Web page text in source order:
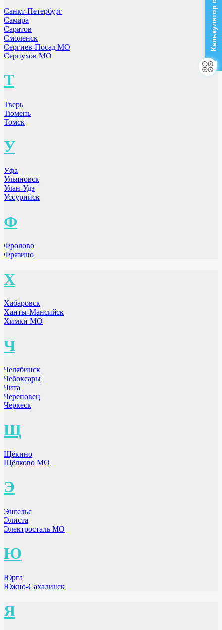
Санкт-Петербург
Самара
Саратов
Смоленск
Сергиев-Посад МО
Серпухов МО
Т
Тверь
Тюмень
Томск
У
Уфа
Ульяновск
Улан-Удэ
Уссурийск
Ф
Фролово
Фрязино
Х
Хабаровск
Ханты-Мансийск
Химки МО
Ч
Челябинск
Чебоксары
Чита
Череповец
Черкеск
Щ
Щёкино
Щёлково МО
Э
Энгельс
Элиста
Электросталь МО
Ю
Юрга
Южно-Сахалинск
Я